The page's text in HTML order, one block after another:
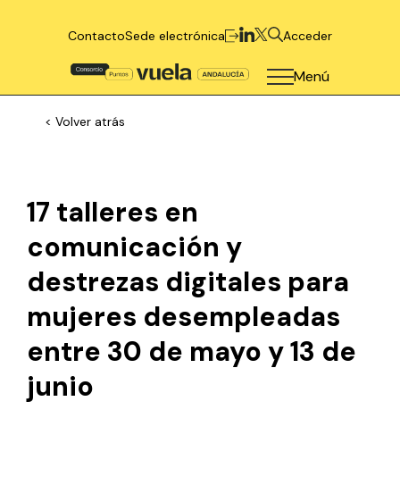
ContactoSede electrónica Acceder
Menú
< Volver atrás
17 talleres en
comunicación y
destrezas digitales para
mujeres desempleadas
entre 30 de mayo y 13 de
junio